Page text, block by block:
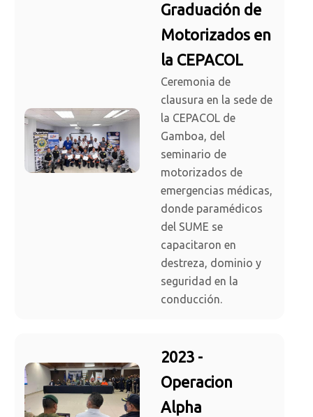
Graduación de
Motorizados en
la CEPACOL
Ceremonia de
clausura en la sede de
la CEPACOL de
Gamboa, del
seminario de
motorizados de
emergencias médicas,
donde paramédicos
del SUME se
capacitaron en
destreza, dominio y
seguridad en la
conducción.
2023 -
Operacion
Alpha